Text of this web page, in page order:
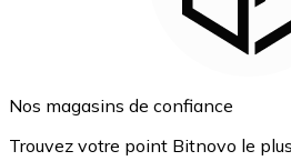
Nos magasins de confiance
Trouvez votre point Bitnovo le